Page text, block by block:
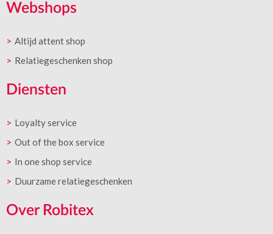
Webshops
Altijd attent shop
Relatiegeschenken shop
Diensten
Loyalty service
Out of the box service
In one shop service
Duurzame relatiegeschenken
Over Robitex